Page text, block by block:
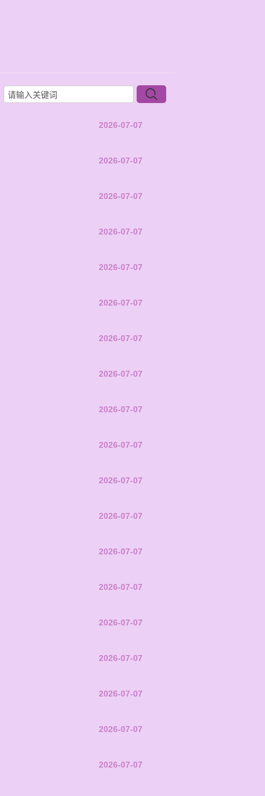
2026-07-07
2026-07-07
2026-07-07
2026-07-07
2026-07-07
2026-07-07
2026-07-07
2026-07-07
2026-07-07
2026-07-07
2026-07-07
2026-07-07
2026-07-07
2026-07-07
2026-07-07
2026-07-07
2026-07-07
2026-07-07
2026-07-07